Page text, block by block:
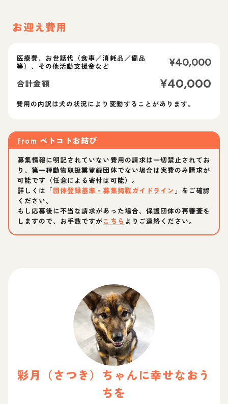
お迎え費用
医療費、お世話代（食事／消耗品／備品
等）、その他活動支援金など
¥40,000
合計金額 ¥40,000
費用の内訳は犬の状況により変動することがあります。
from ペトコトお結び
募集情報に明記されていない費用の請求は一切禁止されてお
り、第一種動物取扱業登録団体でない場合は実費のみ請求が
可能です（任意による寄付は可能）。
詳しくは「団体登録基準・募集掲載ガイドライン 」をご確認
ください。
もし応募後に不当な請求があった場合、保護団体の再審査を
しますので、お手数ですがこちら よりご連絡ください。
彩月（さつき） ちゃんに幸せなおう
ちを